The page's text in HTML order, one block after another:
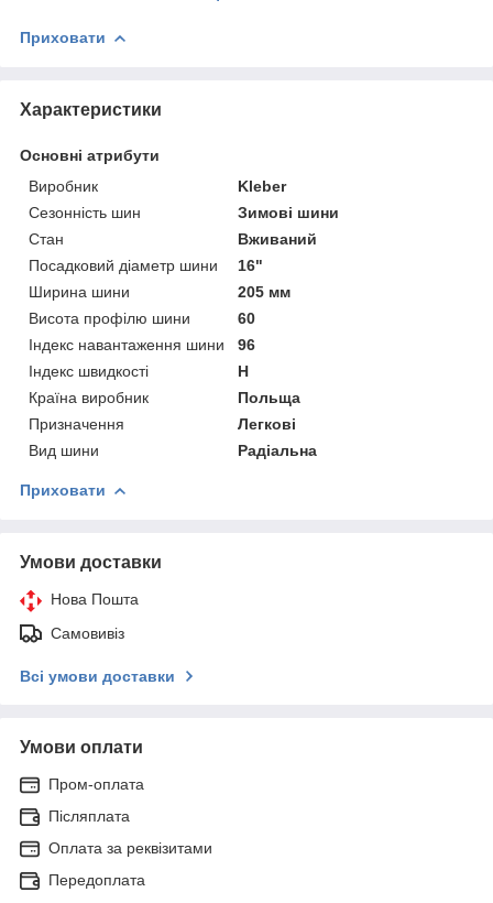
Приховати
Характеристики
Основні атрибути
Виробник
Kleber
Сезонність шин
Зимові шини
Стан
Вживаний
Посадковий діаметр шини
16"
Ширина шини
205 мм
Висота профілю шини
60
Індекс навантаження шини
96
Індекс швидкості
H
Країна виробник
Польща
Призначення
Легкові
Вид шини
Радіальна
Приховати
Умови доставки
Нова Пошта
Самовивіз
Всі умови доставки
Умови оплати
Пром-оплата
Післяплата
Оплата за реквізитами
Передоплата